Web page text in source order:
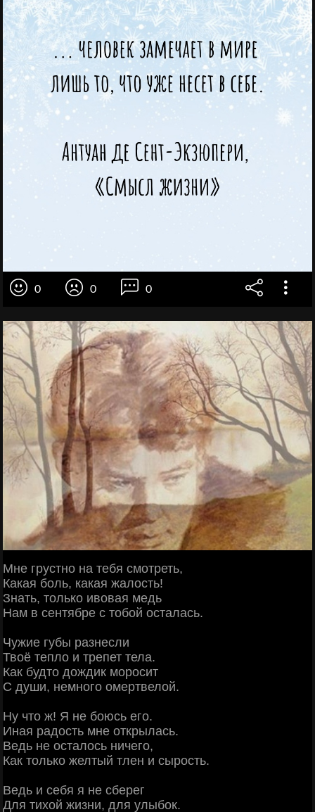
0 0 0
Мне грустно на тебя смотреть,
Какая боль, какая жалость!
Знать, только ивовая медь
Нам в сентябре с тобой осталась.
Чужие губы разнесли
Твоё тепло и трепет тела.
Как будто дождик моросит
С души, немного омертвелой.
Ну что ж! Я не боюсь его.
Иная радость мне открылась.
Ведь не осталось ничего,
Как только желтый тлен и сырость.
Ведь и себя я не сберег
Для тихой жизни, для улыбок.